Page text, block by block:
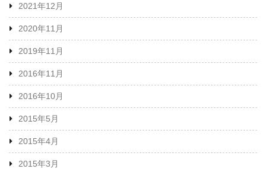
2021年12月
2020年11月
2019年11月
2016年11月
2016年10月
2015年5月
2015年4月
2015年3月